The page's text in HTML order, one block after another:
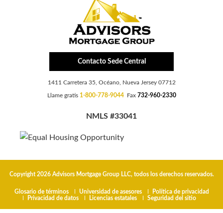
Contacto Sede Central
1411 Carretera 35, Océano, Nueva Jersey 07712
Llame gratis 1-800-778-9044Fax 732-960-2330
NMLS #33041
Copyright 2026 Advisors Mortgage Group LLC, todos los derechos reservados.
Glosario de términos Universidad de asesores
Política de privacidad
Privacidad de datos
Licencias estatales Seguridad del sitio